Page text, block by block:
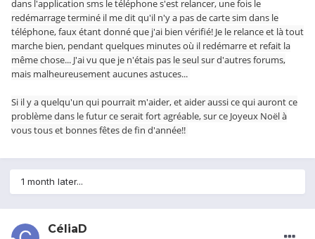
dans l'application sms le téléphone s'est relancer, une fois le
redémarrage terminé il me dit qu'il n'y a pas de carte sim dans le
téléphone, faux étant donné que j'ai bien vérifié! Je le relance et là tout
marche bien, pendant quelques minutes où il redémarre et refait la
même chose... J'ai vu que je n'étais pas le seul sur d'autres forums,
mais malheureusement aucunes astuces...
Si il y a quelqu'un qui pourrait m'aider, et aider aussi ce qui auront ce
problème dans le futur ce serait fort agréable, sur ce Joyeux Noël à
vous tous et bonnes fêtes de fin d'année!!
1 month later...
CéliaD